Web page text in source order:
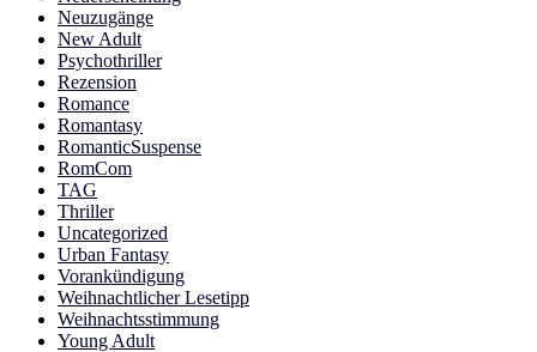
Neuzugänge
New Adult
Psychothriller
Rezension
Romance
Romantasy
RomanticSuspense
RomCom
TAG
Thriller
Uncategorized
Urban Fantasy
Vorankündigung
Weihnachtlicher Lesetipp
Weihnachtsstimmung
Young Adult